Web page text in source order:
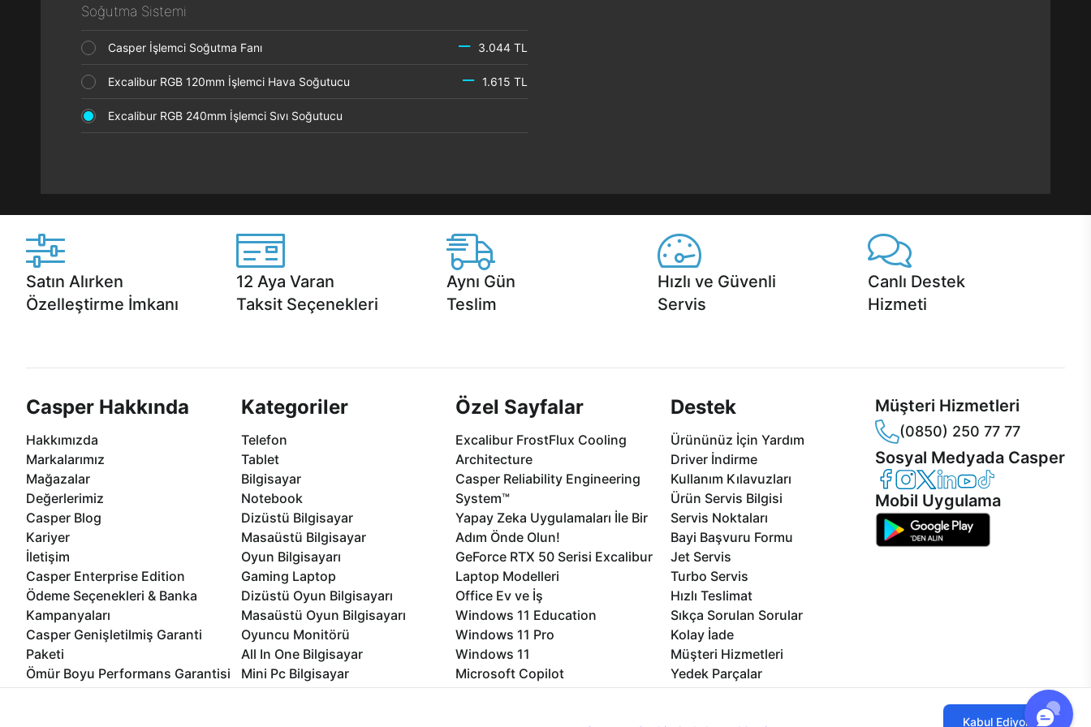
Soğutma Sistemi
Casper İşlemci Soğutma Fanı 3.044 TL
Excalibur RGB 120mm İşlemci Hava Soğutucu 1.615 TL
Excalibur RGB 240mm İşlemci Sıvı Soğutucu
Satın Alırken
Özelleştirme İmkanı
12 Aya Varan
Taksit Seçenekleri
Aynı Gün
Teslim
Hızlı ve Güvenli
Servis
Canlı Destek
Hizmeti
Casper Hakkında
Hakkımızda
Markalarımız
Mağazalar
Değerlerimiz
Casper Blog
Kariyer
İletişim
Casper Enterprise Edition
Ödeme Seçenekleri & Banka
Kampanyaları
Casper Genişletilmiş Garanti
Paketi
Ömür Boyu Performans Garantisi
Kategoriler
Telefon
Tablet
Bilgisayar
Notebook
Dizüstü Bilgisayar
Masaüstü Bilgisayar
Oyun Bilgisayarı
Gaming Laptop
Dizüstü Oyun Bilgisayarı
Masaüstü Oyun Bilgisayarı
Oyuncu Monitörü
All In One Bilgisayar
Mini Pc Bilgisayar
Kampanyalar
Özel Sayfalar
Excalibur FrostFlux Cooling
Architecture
Casper Reliability Engineering
System™
Yapay Zeka Uygulamaları İle Bir
Adım Önde Olun!
GeForce RTX 50 Serisi Excalibur
Laptop Modelleri
Office Ev ve İş
Windows 11 Education
Windows 11 Pro
Windows 11
Microsoft Copilot
Excalibur Duvar Kağıtları
Destek
Ürününüz İçin Yardım
Driver İndirme
Kullanım Kılavuzları
Ürün Servis Bilgisi
Servis Noktaları
Bayi Başvuru Formu
Jet Servis
Turbo Servis
Hızlı Teslimat
Sıkça Sorulan Sorular
Kolay İade
Müşteri Hizmetleri
Yedek Parçalar
Logo ve Görseller
Müşteri Hizmetleri
(0850) 250 77 77
Sosyal Medyada Casper
Casper Facebook
Casper Instagram
Casper Twitter
Casper LinkedIn
Casper YouTube
Casper TikTok
Mobil Uygulama
Kabul Ediyorum